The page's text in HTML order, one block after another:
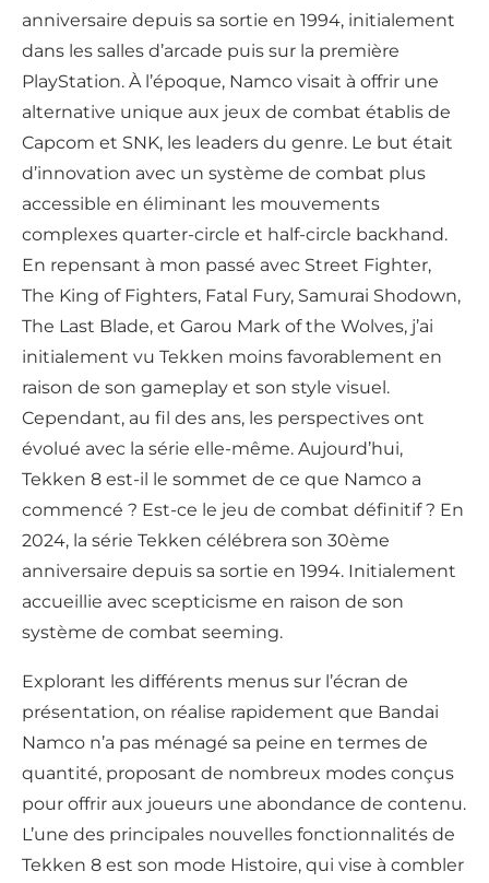
anniversaire depuis sa sortie en 1994, initialement
dans les salles d’arcade puis sur la première
PlayStation. À l’époque, Namco visait à offrir une
alternative unique aux jeux de combat établis de
Capcom et SNK, les leaders du genre. Le but était
d’innovation avec un système de combat plus
accessible en éliminant les mouvements
complexes quarter-circle et half-circle backhand.
En repensant à mon passé avec Street Fighter,
The King of Fighters, Fatal Fury, Samurai Shodown,
The Last Blade, et Garou Mark of the Wolves, j’ai
initialement vu Tekken moins favorablement en
raison de son gameplay et son style visuel.
Cependant, au fil des ans, les perspectives ont
évolué avec la série elle-même. Aujourd’hui,
Tekken 8 est-il le sommet de ce que Namco a
commencé ? Est-ce le jeu de combat définitif ? En
2024, la série Tekken célébrera son 30ème
anniversaire depuis sa sortie en 1994. Initialement
accueillie avec scepticisme en raison de son
système de combat seeming.
Explorant les différents menus sur l’écran de
présentation, on réalise rapidement que Bandai
Namco n’a pas ménagé sa peine en termes de
quantité, proposant de nombreux modes conçus
pour offrir aux joueurs une abondance de contenu.
L’une des principales nouvelles fonctionnalités de
Tekken 8 est son mode Histoire, qui vise à combler